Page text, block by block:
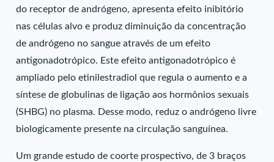
do receptor de andrógeno, apresenta efeito inibitório
nas células alvo e produz diminuição da concentração
de andrógeno no sangue através de um efeito
antigonadotrópico. Este efeito antigonadotrópico é
ampliado pelo etinilestradiol que regula o aumento e a
síntese de globulinas de ligação aos hormônios sexuais
(SHBG) no plasma. Desse modo, reduz o andrógeno livre
biologicamente presente na circulação sanguínea.
Um grande estudo de coorte prospectivo, de 3 braços